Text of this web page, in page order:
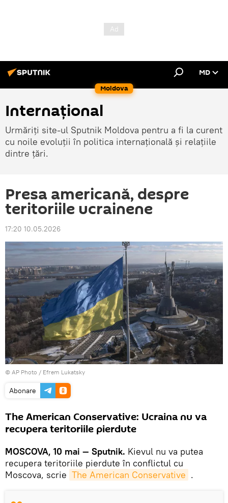
Moldova
MD
Internațional
Urmăriți site-ul Sputnik Moldova pentru a fi la curent
cu noile evoluții în politica internațională și relațiile
dintre țări.
Presa americană, despre
teritoriile ucrainene
17:20 10.05.2026
© AP Photo / Efrem Lukatsky
Abonare
The American Conservative: Ucraina nu va
recupera teritoriile pierdute
MOSCOVA, 10 mai — Sputnik. Kievul nu va putea
recupera teritoriile pierdute în conflictul cu
Moscova, scrie The American Conservative .